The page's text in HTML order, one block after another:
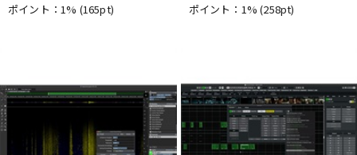
ポイント：1% (165pt) ポイント：1%(258pt)